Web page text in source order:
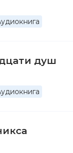
душ